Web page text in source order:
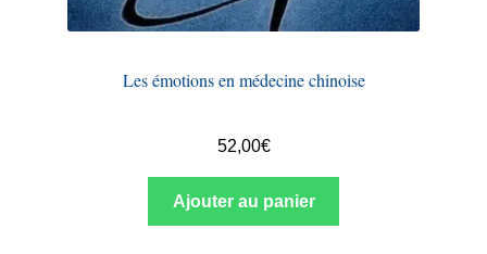
Les émotions en médecine chinoise
52,00€
Ajouter au panier